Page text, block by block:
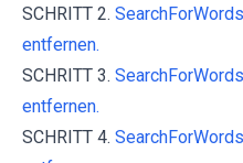
SCHRITT 2.
entfernen.
SCHRITT 3.
entfernen.
SCHRITT 4.